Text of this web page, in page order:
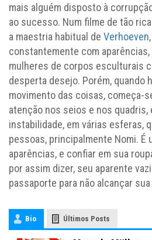
mais alguém disposto à
ao sucesso. Num filme de tão
a maestria habitual de Verhoeven
constantemente com
mulheres de corpos esculturais
desperta desejo. Porém, quando
movimento das coisas, começa-
atenção nos seios e nos quadris,
instabilidade, em várias esferas,
pessoas, principalmente Nomi. É
aparências, e confiar em sua
por assim dizer, seu aparente
passaporte para não alcançar
Bio Últimos Posts